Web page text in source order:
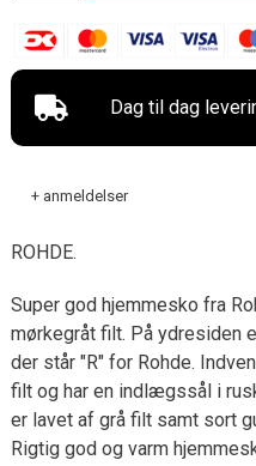
Dag til dag
+ anmeldelser
ROHDE.
Super god hjemmesko fra
mørkegråt filt. På ydresiden
der står "R" for Rohde.
filt og har en indlægssål i
er lavet af grå filt samt sort
Rigtig god og varm